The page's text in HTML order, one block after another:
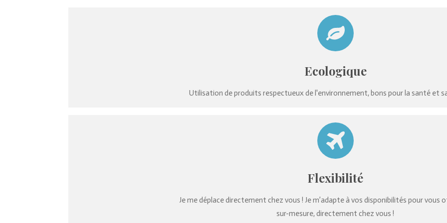
Ecologique
Utilisation de produits respectueux de l'environnement, bons pour la santé et
Flexibilité
Je me déplace directement chez vous ! Je m’adapte à vos disponibilités pour vous
sur-mesure, directement chez vous !